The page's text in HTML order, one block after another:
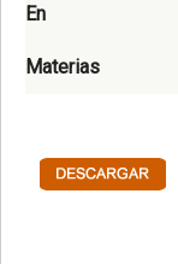
En
Materias